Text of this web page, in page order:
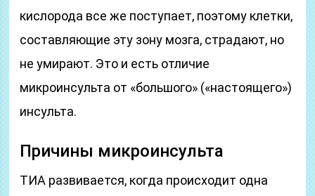
кислорода все же поступает, поэтому клетки,
составляющие эту зону мозга, страдают, но
не умирают. Это и есть отличие
микроинсульта от «большого» («настоящего»)
инсульта.
Причины микроинсульта
ТИА развивается, когда происходит одна